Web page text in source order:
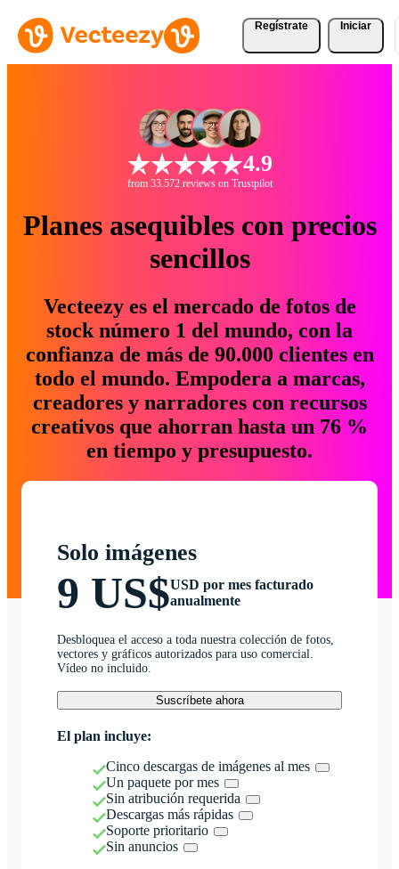
Regístrate Iniciar
4.9
from 33.572 reviews on Trustpilot
Planes asequibles con precios
sencillos
Vecteezy es el mercado de fotos de
stock número 1 del mundo, con la
confianza de más de 90.000 clientes en
todo el mundo. Empodera a marcas,
creadores y narradores con recursos
creativos que ahorran hasta un 76 %
en tiempo y presupuesto.
Solo imágenes
9 US$USD por mes facturado
anualmente
Desbloquea el acceso a toda nuestra colección de fotos,
vectores y gráficos autorizados para uso comercial.
Vídeo no incluido.
Suscríbete ahora
El plan incluye:
Cinco descargas de imágenes al mes
Un paquete por mes
Sin atribución requerida
Descargas más rápidas
Soporte prioritario
Sin anuncios